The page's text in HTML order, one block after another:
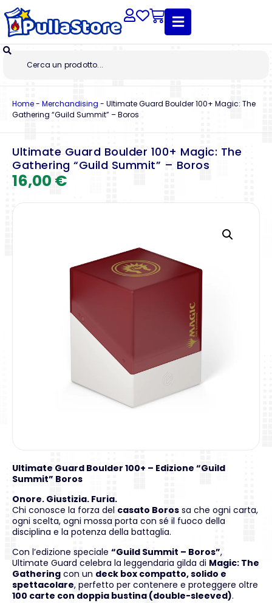
Home- Merchandising - Ultimate Guard Boulder 100+ Magic: The
Gathering “Guild Summit” – Boros
Ultimate Guard Boulder 100+ Magic: The
Gathering “Guild Summit” – Boros
16,00 €
Ultimate Guard Boulder 100+ – Edizione “Guild
Summit” Boros
Onore. Giustizia. Furia.
Chi conosce la forza del casato Boros sa che ogni carta,
ogni scelta, ogni mossa porta con sé il fuoco della
disciplina e la potenza della battaglia.
Con l’edizione speciale “Guild Summit – Boros”,
Ultimate Guard celebra la leggendaria gilda di Magic: The
Gathering con un deck box compatto, solido e
spettacolare, perfetto per contenere e proteggere oltre
100 carte con doppia bustina (double-sleeved).